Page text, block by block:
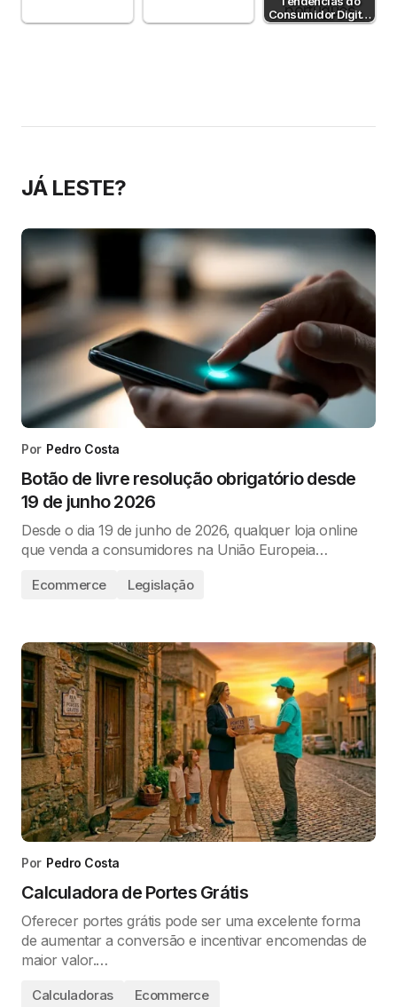
Consumidor Digital
em Portugal 2025:
JÁ LESTE?
Por Pedro Costa
Botão de livre resolução obrigatório desde
19 de junho 2026
Desde o dia 19 de junho de 2026, qualquer loja online
que venda a consumidores na União Europeia…
Ecommerce Legislação
Por Pedro Costa
Calculadora de Portes Grátis
Oferecer portes grátis pode ser uma excelente forma
de aumentar a conversão e incentivar encomendas de
maior valor.…
Calculadoras
Ecommerce